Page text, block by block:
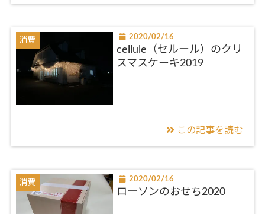
消費 2020/02/16
cellule（セルール）のクリ
スマスケーキ2019
この記事を読む
消費 2020/02/16
ローソンのおせち2020